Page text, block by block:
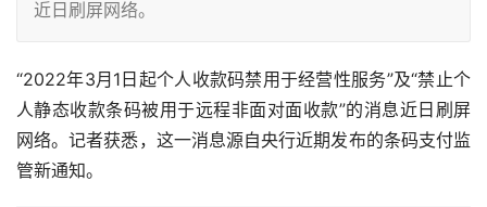
近日刷屏网络。
“2022年3月1日起个人收款码禁用于经营性服务”及“禁止个
人静态收款条码被用于远程非面对面收款”的消息近日刷屏
网络。记者获悉，这一消息源自央行近期发布的条码支付监
管新通知。